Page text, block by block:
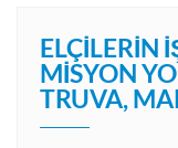
ELÇILERIN
MISYON
TRUVA,